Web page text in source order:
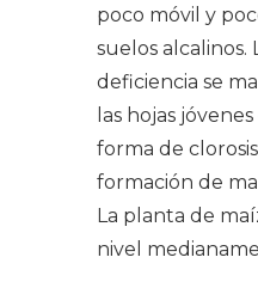
poco móvil y
suelos alcalinos.
deficiencia se
las hojas
forma de
formación de
La planta de
nivel